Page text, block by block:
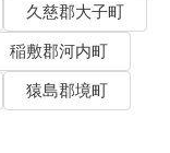
久慈郡大子町
稲敷郡河内町
猿島郡境町